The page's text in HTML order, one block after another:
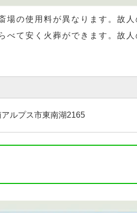
場の使用料が異なります。故
べて安く火葬ができます。故
ルプス市東南湖2165